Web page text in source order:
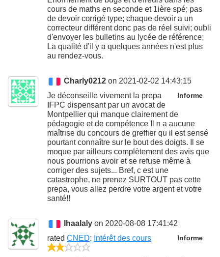
cours de maths en seconde et 1ière spé; pas
de devoir corrigé type; chaque devoir a un
correcteur différent donc pas de réel suivi; oubli
d'envoyer les bulletins au lycée de référence;
La qualité d'il y a quelques années n'est plus
au rendez-vous.
Charly0212 on 2021-02-02 14:43:15
Informe
Je déconseille vivement la prepa
IFPC dispensant par un avocat de
Montpellier qui manque clairement de
pédagogie et de compétence Il n a aucune
maîtrise du concours de greffier qu il est sensé
pourtant connaître sur le bout des doigts. Il se
moque par ailleurs complètement des avis que
nous pourrions avoir et se refuse même à
corriger des sujets... Bref, c est une
catastrophe, ne prenez SURTOUT pas cette
prepa, vous allez perdre votre argent et votre
santé!!
lhaalaly on 2020-08-08 17:41:42
Informe
rated CNED: Intérêt des cours